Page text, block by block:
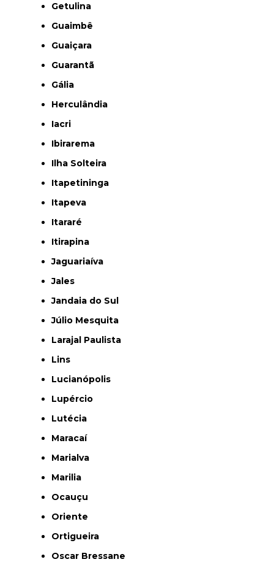
Getulina
Guaimbê
Guaiçara
Guarantã
Gália
Herculândia
Iacri
Ibirarema
Ilha Solteira
Itapetininga
Itapeva
Itararé
Itirapina
Jaguariaíva
Jales
Jandaia do Sul
Júlio Mesquita
Larajal Paulista
Lins
Lucianópolis
Lupércio
Lutécia
Maracaí
Marialva
Marilia
Ocauçu
Oriente
Ortigueira
Oscar Bressane